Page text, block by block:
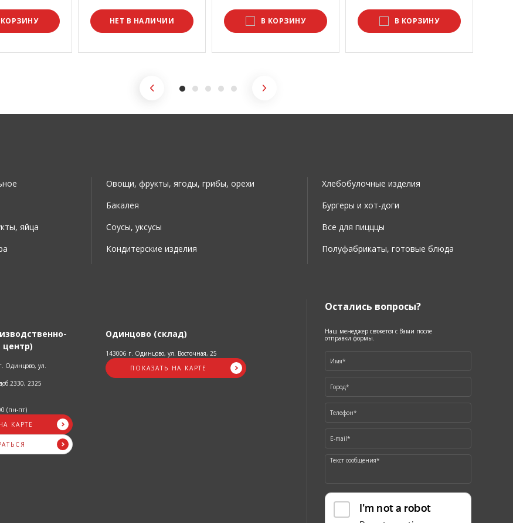
КОРЗИНУ НЕТ В НАЛИЧИИ В КОРЗИНУ В КОРЗИНУ
яйца
Овощи, фрукты, ягоды, грибы, орехи
Бакалея
Соусы, уксусы
Кондитерские изделия
Хлебобулочные изделия
Бургеры и хот-доги
Все для пицццы
Полуфабрикаты, готовые блюда
центр)
Одинцово, ул.
2325
(пн-пт)
КАРТЕ
Одинцово (склад)
143006 г. Одинцово, ул. Восточная, 25
ПОКАЗАТЬ НА КАРТЕ
Остались вопросы?
Наш менеджер свяжется с Вами после
отправки формы.